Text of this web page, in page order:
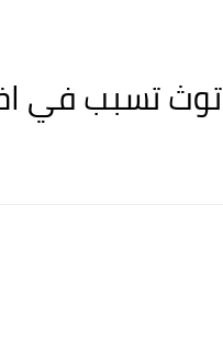
تسبب في